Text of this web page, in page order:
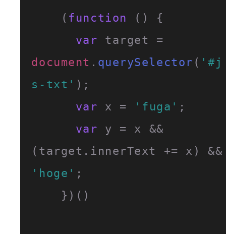
    (
function ( ) {
var
document . querySelector ( '#j
s-txt' );
var x = 'fuga' ;
var y = x &&
(target. innerText
'hoge' ;